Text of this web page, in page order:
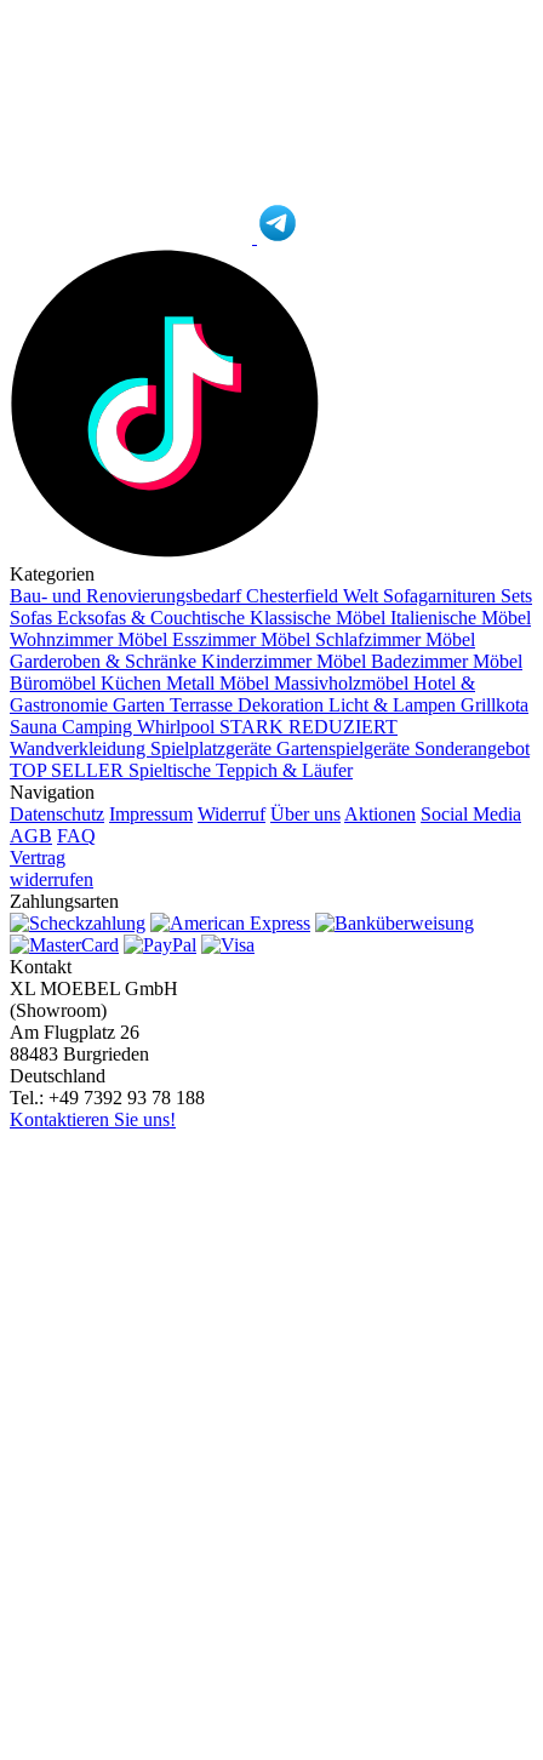
Kategorien
Bau- und RenovierungsbedarfChesterfield Welt Sofagarnituren Sets
Sofas Ecksofas & Couchtische Klassische Möbel Italienische Möbel
Wohnzimmer Möbel Esszimmer Möbel Schlafzimmer Möbel
Garderoben & Schränke Kinderzimmer Möbel Badezimmer Möbel
Büromöbel Küchen Metall Möbel Massivholzmöbel Hotel &
Gastronomie Garten Terrasse Dekoration Licht & Lampen Grillkota
Sauna Camping Whirlpool STARK REDUZIERT
Wandverkleidung Spielplatzgeräte Gartenspielgeräte Sonderangebot
TOP SELLER Spieltische Teppich & Läufer
Navigation
Datenschutz Impressum Widerruf Über uns Aktionen Social Media
AGB FAQ
Vertrag
widerrufen
Zahlungsarten
Kontakt
XL MOEBEL GmbH
(Showroom)
Am Flugplatz 26
88483 Burgrieden
Deutschland
Tel.: +49 7392 93 78 188
Kontaktieren Sie uns!